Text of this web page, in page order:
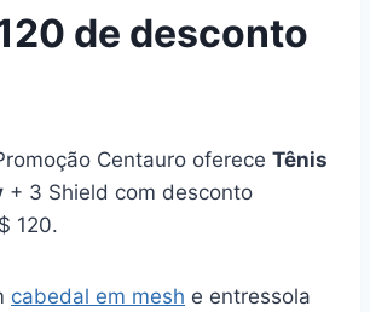
de desconto
Centauro oferece Tênis
+ 3 Shield com desconto
120.
cabedal em mesh e entressola